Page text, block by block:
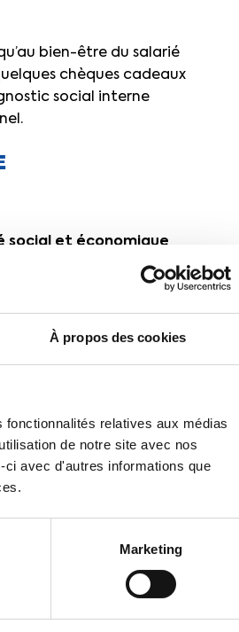
À propos des cookies
relatives aux médias
de notre site avec nos
avec d'autres informations que
Marketing
bien-être du salarié
chèques cadeaux
social interne
social et économique
la gestion des ASC dans
peuvent être gérées par
et ayant reçu une
de l’entreprise (quelle
notion de “famille”
le périmètre.
ne soient jamais
familial, revenus),